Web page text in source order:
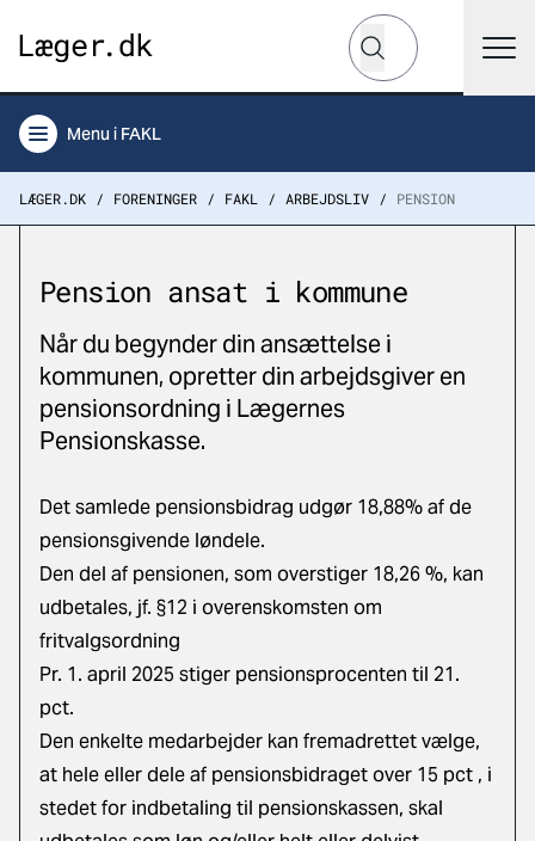
Hvad leder du efter?
Søg
Menu i FAKL
LÆGER.DK FORENINGER FAKL ARBEJDSLIV PENSION
Pension ansat i kommune
Når du begynder din ansættelse i
kommunen, opretter din arbejdsgiver en
pensionsordning i Lægernes
Pensionskasse.
Det samlede pensionsbidrag udgør 18,88% af de
pensionsgivende løndele.
Den del af pensionen, som overstiger 18,26 %, kan
udbetales, jf. §12 i overenskomsten om
fritvalgsordning
Pr. 1. april 2025 stiger pensionsprocenten til 21.
pct.
Den enkelte medarbejder kan fremadrettet vælge,
at hele eller dele af pensionsbidraget over 15 pct , i
stedet for indbetaling til pensionskassen, skal